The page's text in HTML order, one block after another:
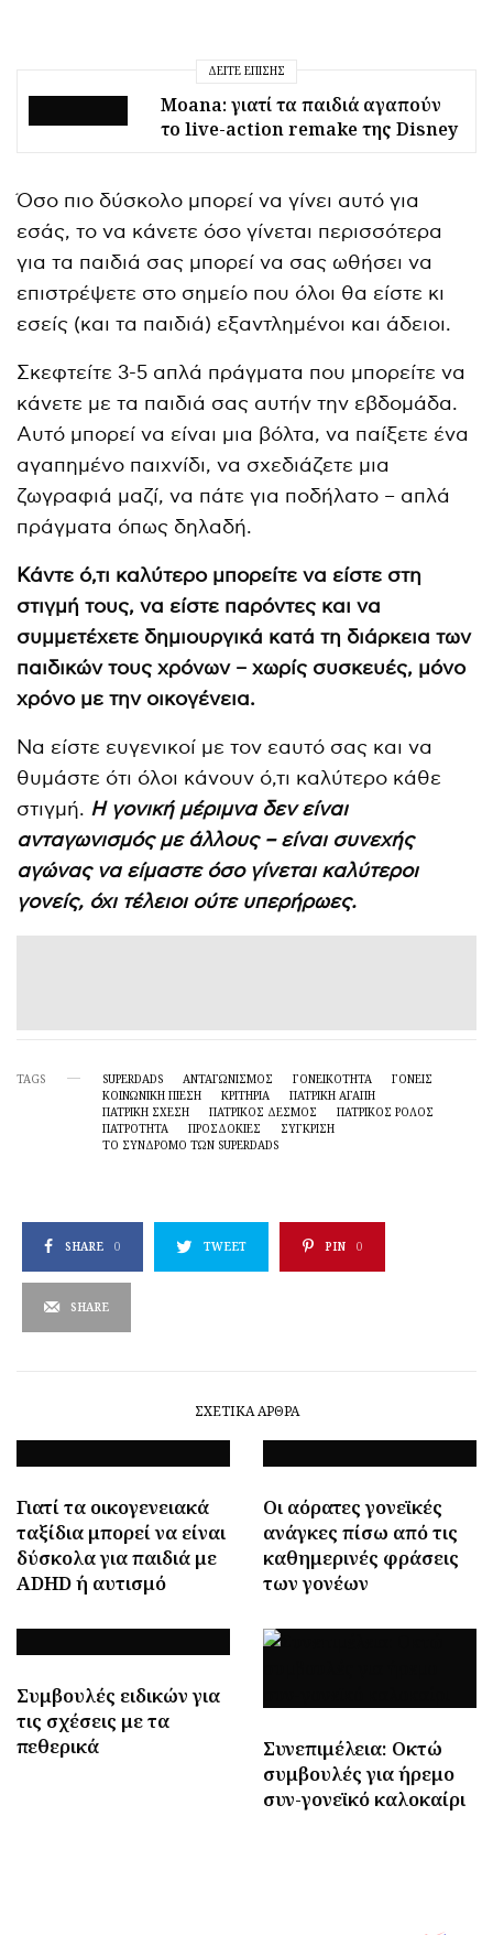
ΔΕΊΤΕ ΕΠΊΣΗΣ
Moana: γιατί τα παιδιά αγαπούν
το live-action remake της Disney
Όσο πιο δύσκολο μπορεί να γίνει αυτό για
εσάς, το να κάνετε όσο γίνεται περισσότερα
για τα παιδιά σας μπορεί να σας ωθήσει να
επιστρέψετε στο σημείο που όλοι θα είστε κι
εσείς (και τα παιδιά) εξαντλημένοι και άδειοι.
Σκεφτείτε 3-5 απλά πράγματα που μπορείτε να
κάνετε με τα παιδιά σας αυτήν την εβδομάδα.
Αυτό μπορεί να είναι μια βόλτα, να παίξετε ένα
αγαπημένο παιχνίδι, να σχεδιάζετε μια
ζωγραφιά μαζί, να πάτε για ποδήλατο – απλά
πράγματα όπως δηλαδή.
Κάντε ό,τι καλύτερο μπορείτε να είστε στη
στιγμή τους, να είστε παρόντες και να
συμμετέχετε δημιουργικά κατά τη διάρκεια των
παιδικών τους χρόνων – χωρίς συσκευές, μόνο
χρόνο με την οικογένεια.
Να είστε ευγενικοί με τον εαυτό σας και να
θυμάστε ότι όλοι κάνουν ό,τι καλύτερο κάθε
στιγμή. Η γονική μέριμνα δεν είναι
ανταγωνισμός με άλλους – είναι συνεχής
αγώνας να είμαστε όσο γίνεται καλύτεροι
γονείς, όχι τέλειοι ούτε υπερήρωες.
TAGS SUPERDADS ΑΝΤΑΓΩΝΙΣΜΟΣ ΓΟΝΕΙΚΟΤΗΤΑ
ΓΟΝΕΊΣ
ΚΟΙΝΩΝΙΚΉ ΠΊΕΣΗ
ΚΡΙΤΉΡΙΑ
ΠΑΤΡΙΚΉ ΑΓΆΠΗ
ΠΑΤΡΙΚΉ ΣΧΈΣΗ
ΠΑΤΡΙΚΌΣ ΔΕΣΜΌΣ
ΠΑΤΡΙΚΌΣ ΡΌΛΟΣ
ΠΑΤΡΌΤΗΤΑ
ΠΡΟΣΔΟΚΊΕΣ
ΣΥΓΚΡΙΣΗ
ΤΟ ΣΎΝΔΡΟΜΟ ΤΩΝ SUPERDADS
SHARE 0 TWEET PIN 0
SHARE
ΣΧΕΤΙΚΆ ΆΡΘΡΑ
Γιατί τα οικογενειακά
ταξίδια μπορεί να είναι
δύσκολα για παιδιά με
ADHD ή αυτισμό
Οι αόρατες γονεϊκές
ανάγκες πίσω από τις
καθημερινές φράσεις
των γονέων
Συμβουλές ειδικών για
τις σχέσεις με τα
πεθερικά
Συνεπιμέλεια: Οκτώ
συμβουλές για ήρεμο
συν-γονεϊκό καλοκαίρι